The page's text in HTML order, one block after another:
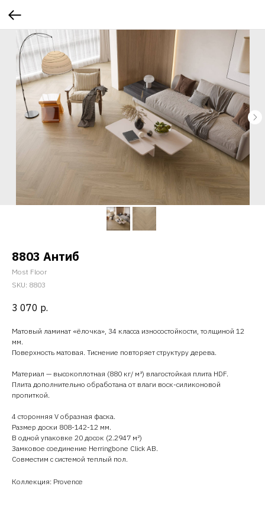
8803 Антиб
Most Floor
SKU: 8803
3 070 р.
Матовый ламинат «ёлочка», 34 класса износостойкости, толщиной 12
мм.
Поверхность матовая. Тиснение повторяет структуру дерева.
Материал — высокоплотная (880 кг/ м³) влагостойкая плита HDF.
Плита дополнительно обработана от влаги воск-силиконовой
пропиткой.
4 сторонняя V образная фаска.
Размер доски 808-142-12 мм.
В одной упаковке 20 досок (2.2947 м²)
Замковое соединение Herringbone Click AB.
Совместим с системой теплый пол.
Коллекция: Provence